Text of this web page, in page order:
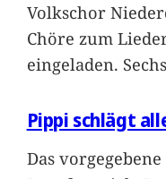
Volkschor
Chöre zum
eingeladen. Sechs
Pippi schlägt
Das